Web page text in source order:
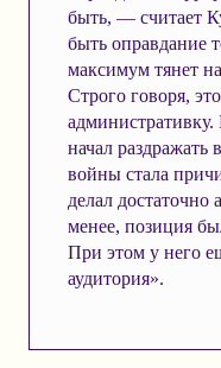
быть, — считает
быть оправдание
максимум тянет
Строго говоря,
начал раздражать
войны стала
делал достаточно
менее, позиция
При этом у него
аудитория».